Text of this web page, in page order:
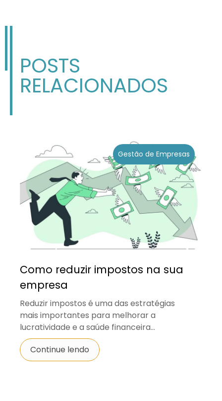
POSTS
RELACIONADOS
Gestão de Empresas
Como reduzir impostos na sua
empresa
Reduzir impostos é uma das estratégias
mais importantes para melhorar a
lucratividade e a saúde financeira...
Continue lendo